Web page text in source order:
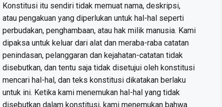
Konstitusi itu sendiri tidak memuat nama, deskripsi,
atau pengakuan yang diperlukan untuk hal-hal seperti
perbudakan, penghambaan, atau hak milik manusia. Kami
dipaksa untuk keluar dari alat dan meraba-raba catatan
penindasan, pelanggaran dan kejahatan-catatan tidak
disebutkan, dan tentu saja tidak disetujui oleh konstitusi
mencari hal-hal, dan teks konstitusi dikatakan berlaku
untuk ini. Ketika kami menemukan hal-hal yang tidak
disebutkan dalam konstitusi, kami menemukan bahwa